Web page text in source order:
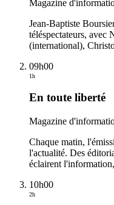
Magazine
Jean-Baptiste
téléspectateurs, avec
(international),
09h00
1h
En toute liberté
Magazine
Chaque matin,
l'actualité. Des
éclairent
10h00
2h